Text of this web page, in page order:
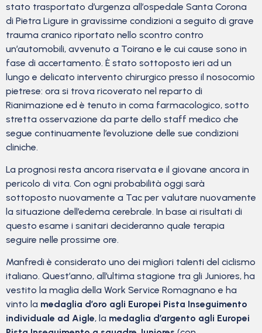
stato trasportato d’urgenza all’ospedale Santa Corona
di Pietra Ligure in gravissime condizioni a seguito di grave
trauma cranico riportato nello scontro contro
un’automobili, avvenuto a Toirano e le cui cause sono in
fase di accertamento. È stato sottoposto ieri ad un
lungo e delicato intervento chirurgico presso il nosocomio
pietrese: ora si trova ricoverato nel reparto di
Rianimazione ed è tenuto in coma farmacologico, sotto
stretta osservazione da parte dello staff medico che
segue continuamente l’evoluzione delle sue condizioni
cliniche.
La prognosi resta ancora riservata e il giovane ancora in
pericolo di vita. Con ogni probabilità oggi sarà
sottoposto nuovamente a Tac per valutare nuovamente
la situazione dell’edema cerebrale. In base ai risultati di
questo esame i sanitari decideranno quale terapia
seguire nelle prossime ore.
Manfredi è considerato uno dei migliori talenti del ciclismo
italiano. Quest’anno, all’ultima stagione tra gli Juniores, ha
vestito la maglia della Work Service Romagnano e ha
vinto la medaglia d’oro agli Europei Pista Inseguimento
individuale ad Aigle, la medaglia d’argento agli Europei